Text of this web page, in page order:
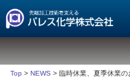
Top > NEWS > 臨時休業、夏季休業の